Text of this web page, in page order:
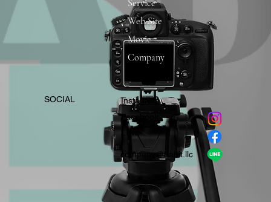
Service
Web Site
Movie
Company
​SOCIAL
Instagram
​Facebook
company＠habit.llc